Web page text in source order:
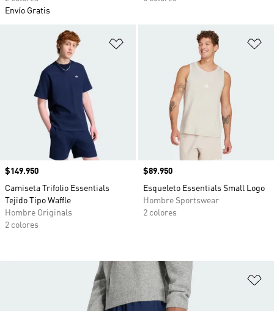
Envío Gratis
Añadir a la lista de deseos
Precio
$149.950
Camiseta Trifolio Essentials
Tejido Tipo Waffle
Hombre Originals
2 colores
Precio
$89.950
Esqueleto Essentials Small Logo
Hombre Sportswear
2 colores